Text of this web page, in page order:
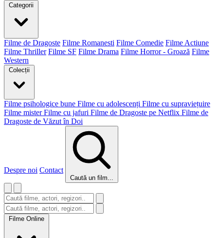
Categorii
Filme de Dragoste Filme Romanesti Filme Comedie Filme Actiune
Filme Thriller Filme SF Filme Drama Filme Horror - Groază Filme
Western
Colecții
Filme psihologice bune Filme cu adolescenți Filme cu supraviețuire
Filme mister Filme cu jafuri Filme de Dragoste pe Netflix Filme de
Dragoste de Văzut în Doi
Despre noi Contact
Caută un film...
Filme Online